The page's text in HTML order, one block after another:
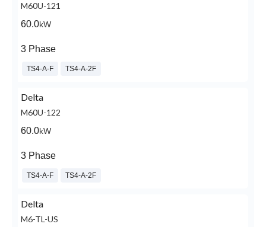
M60U-121
60.0kW
3 Phase
TS4-A-F TS4-A-2F
Delta
M60U-122
60.0kW
3 Phase
TS4-A-F TS4-A-2F
Delta
M6-TL-US